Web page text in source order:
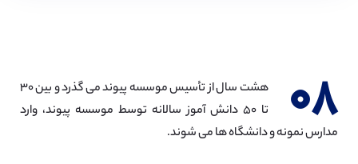
۰۸
هشت سال از تأسیس موسسه پیوند می گذرد و بین ۳۰
تا ۵۰ دانش آموز سالانه توسط موسسه پیوند، وارد
مدارس نمونه و دانشگاه ها می شوند.